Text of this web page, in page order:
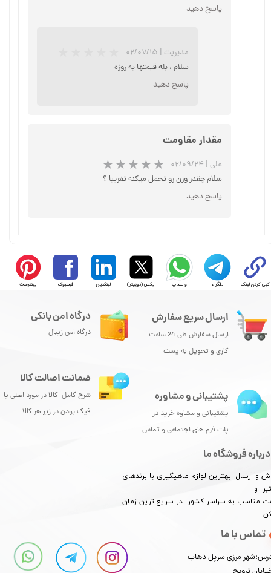
★★★★
★★ ★★
پاسخ دهید
مدیریت | ۰۲/۰۷/۱۵
سلام ، بله قیمتها به روزه
پاسخ دهید
مقدار مقاومت
علی | ۰۲/۰۹/۲۴
سلام چقدر وزن رو تحمل میکنه تغریبا ؟
پاسخ دهید
کپی کردن لینک تلگرام واتساپ ایکس (توییتر) لینکدین فیسبوک پینترست
ارسال سریع سفارش
ارسال سفارش طی 24 ساعت
کاری و تحویل به پست
درباره فروشگاه ما
و ارسال بهترین لوازم ماهیگیری با برندهای
و
مناسب به سراسر کشور در سریع ترین زمان
تماس با ما
مرزی سرپل ذهاب
درگاه امن بانکی
درگاه امن زیبال
پشتیبانی و مشاوره
پشتیبانی و مشاوه خرید در
پلت فرم های اجتماعی و تماس
ضمانت اصالت کالا
شرح کامل کالا در مورد اصلی یا
فیک بودن در زیر هر کالا